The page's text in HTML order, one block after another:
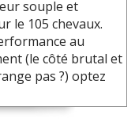
souple et
le 105 chevaux.
au
(le côté brutal et
pas ?) optez